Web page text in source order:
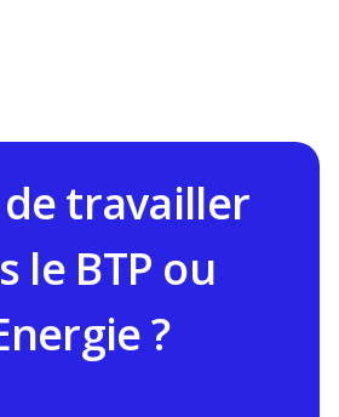
de travailler
le BTP ou
?